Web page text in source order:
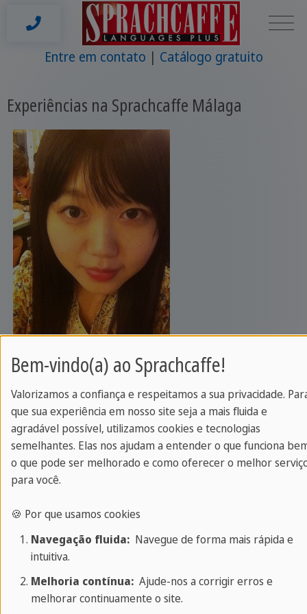
Entre em contato Catálogo gratuito
Experiências na Sprachcaffe Málaga
Meu nome é Ga Young Kim e eu estudo na
Sprachcaffe Málaga Plus. Eu estudei espanhol por
3 meses e estarei aprendendo por mais 7 meses.
Eu acho que a Málaga tem professores com mais
de 20 anos de experiência e ensina espanhol
corretamente para estudantes estrangeiros. No
verão, há mais estudantes na escola do que no
familiares e os professores sabem como adaptar
os estudantes por nível de idioma e a diferença
mais importante das outras escolas é que nós
usamos livros conforme o nível. Nós seguimos o
livro em nossas aulas mas conversação também
Bem-vindo(a) ao Sprachcaffe!
Valorizamos a confiança e respeitamos a sua privacidade.
que sua experiência em nosso site seja a mais fluida e
agradável possível, utilizamos cookies e tecnologias
semelhantes. Elas nos ajudam a entender o que funciona
o que pode ser melhorado e como oferecer o melhor
para você.
🍪 Por que usamos cookies
Navegação fluida:Navegue de forma mais rápida e
intuitiva.
Melhoria contínua:Ajude-nos a corrigir erros e
melhorar continuamente o site.